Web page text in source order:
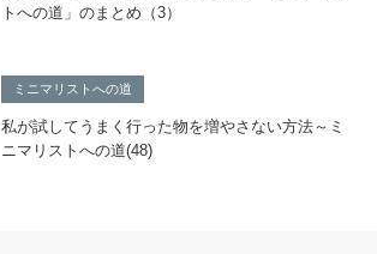
トへの道」のまとめ（3）
ミニマリストへの道
私が試してうまく行った物を増やさない方法～ミ
ニマリストへの道(48)